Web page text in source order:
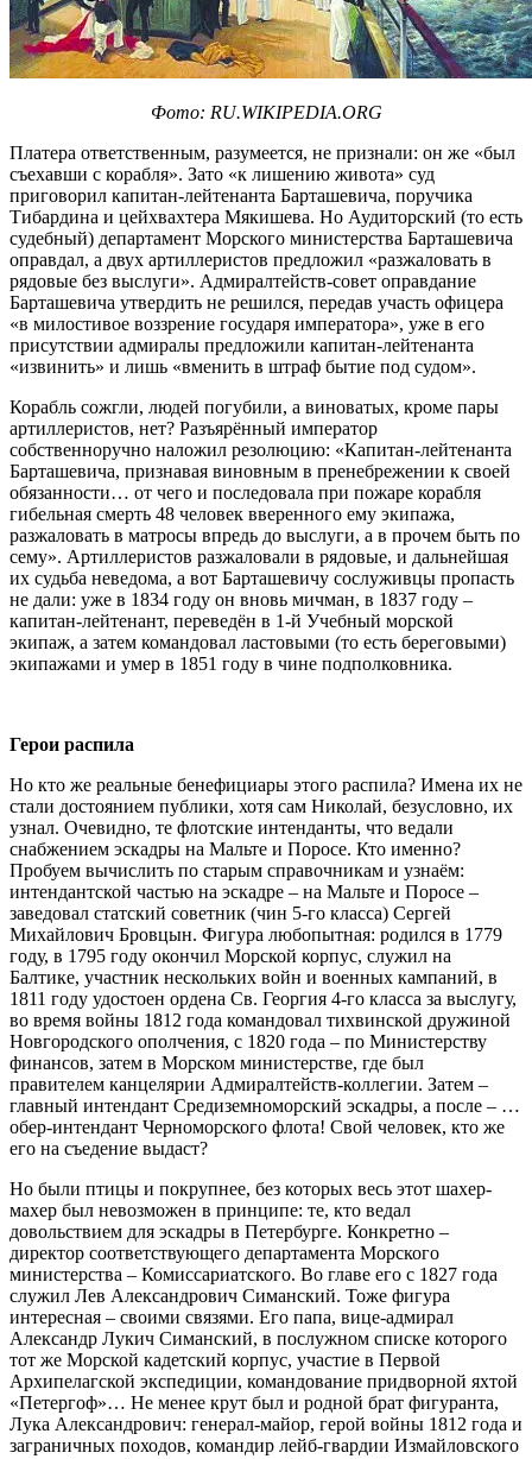
Фото: RU.WIKIPEDIA.ORG
Платера ответственным, разумеется, не признали: он же «был
съехавши с корабля». Зато «к лишению живота» суд
приговорил капитан-лейтенанта Барташевича, поручика
Тибардина и цейхвахтера Мякишева. Но Аудиторский (то есть
судебный) департамент Морского министерства Барташевича
оправдал, а двух артиллеристов предложил «разжаловать в
рядовые без выслуги». Адмиралтейств-совет оправдание
Барташевича утвердить не решился, передав участь офицера
«в милостивое воззрение государя императора», уже в его
присутствии адмиралы предложили капитан-лейтенанта
«извинить» и лишь «вменить в штраф бытие под судом».
Корабль сожгли, людей погубили, а виноватых, кроме пары
артиллеристов, нет? Разъярённый император
собственноручно наложил резолюцию: «Капитан-лейтенанта
Барташевича, признавая виновным в пренебрежении к своей
обязанности… от чего и последовала при пожаре корабля
гибельная смерть 48 человек вверенного ему экипажа,
разжаловать в матросы впредь до выслуги, а в прочем быть по
сему». Артиллеристов разжаловали в рядовые, и дальнейшая
их судьба неведома, а вот Барташевичу сослуживцы пропасть
не дали: уже в 1834 году он вновь мичман, в 1837 году –
капитан-лейтенант, переведён в 1-й Учебный морской
экипаж, а затем командовал ластовыми (то есть береговыми)
экипажами и умер в 1851 году в чине подполковника.
Герои распила
Но кто же реальные бенефициары этого распила? Имена их не
стали достоянием публики, хотя сам Николай, безусловно, их
узнал. Очевидно, те флотские интенданты, что ведали
снабжением эскадры на Мальте и Поросе. Кто именно?
Пробуем вычислить по старым справочникам и узнаём:
интендантской частью на эскадре – на Мальте и Поросе –
заведовал статский советник (чин 5-го класса) Сергей
Михайлович Бровцын. Фигура любопытная: родился в 1779
году, в 1795 году окончил Морской корпус, служил на
Балтике, участник нескольких войн и военных кампаний, в
1811 году удостоен ордена Св. Георгия 4-го класса за выслугу,
во время войны 1812 года командовал тихвинской дружиной
Новгородского ополчения, с 1820 года – по Министерству
финансов, затем в Морском министерстве, где был
правителем канцелярии Адмиралтейств-коллегии. Затем –
главный интендант Средиземноморский эскадры, а после – …
обер-интендант Черноморского флота! Свой человек, кто же
его на съедение выдаст?
Но были птицы и покрупнее, без которых весь этот шахер-
махер был невозможен в принципе: те, кто ведал
довольствием для эскадры в Петербурге. Конкретно –
директор соответствующего департамента Морского
министерства – Комиссариатского. Во главе его с 1827 года
служил Лев Александрович Симанский. Тоже фигура
интересная – своими связями. Его папа, вице-адмирал
Александр Лукич Симанский, в послужном списке которого
тот же Морской кадетский корпус, участие в Первой
Архипелагской экспедиции, командование придворной яхтой
«Петергоф»… Не менее крут был и родной брат фигуранта,
Лука Александрович: генерал-майор, герой войны 1812 года и
заграничных походов, командир лейб-гвардии Измайловского